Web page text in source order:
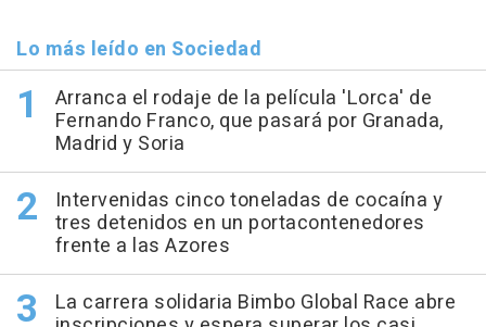
Lo más leído en Sociedad
Arranca el rodaje de la película 'Lorca' de
Fernando Franco, que pasará por Granada,
Madrid y Soria
Intervenidas cinco toneladas de cocaína y
tres detenidos en un portacontenedores
frente a las Azores
La carrera solidaria Bimbo Global Race abre